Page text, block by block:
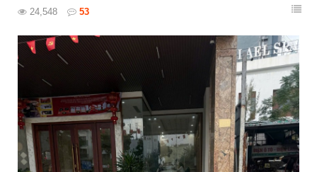
24,548 53